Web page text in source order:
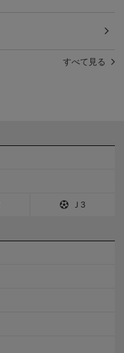
すべて見る
Ｊ3